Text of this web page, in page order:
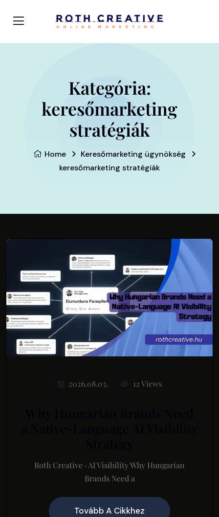
Kategória:
keresőmarketing
stratégiák
Home
Keresőmarketing ügynökség
keresőmarketing stratégiák
2026.08.03. 12 Views
Roth Creative · AI Visibility Why Hungarian
Brands Need a
Tovább A Cikkhez